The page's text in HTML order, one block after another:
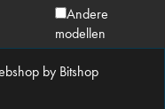
Andere
modellen
by Bitshop